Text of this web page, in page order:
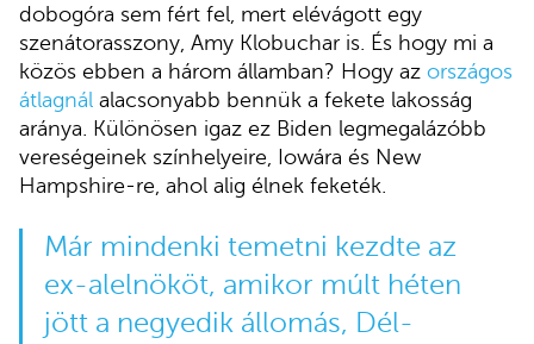
dobogóra sem fért fel, mert elévágott egy
szenátorasszony, Amy Klobuchar is. És hogy mi a
közös ebben a három államban? Hogy az országos
átlagnál alacsonyabb bennük a fekete lakosság
aránya. Különösen igaz ez Biden legmegalázóbb
vereségeinek színhelyeire, Iowára és New
Hampshire-re, ahol alig élnek feketék.
Már mindenki temetni kezdte az
ex-alelnököt, amikor múlt héten
jött a negyedik állomás, Dél-